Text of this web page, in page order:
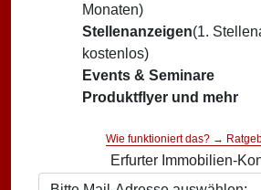
Monaten)
Stellenanzeigen(1.
kostenlos)
Events & Seminare
Produktflyer und mehr
Wie funktioniert das? →
Erfurter Immobilien-